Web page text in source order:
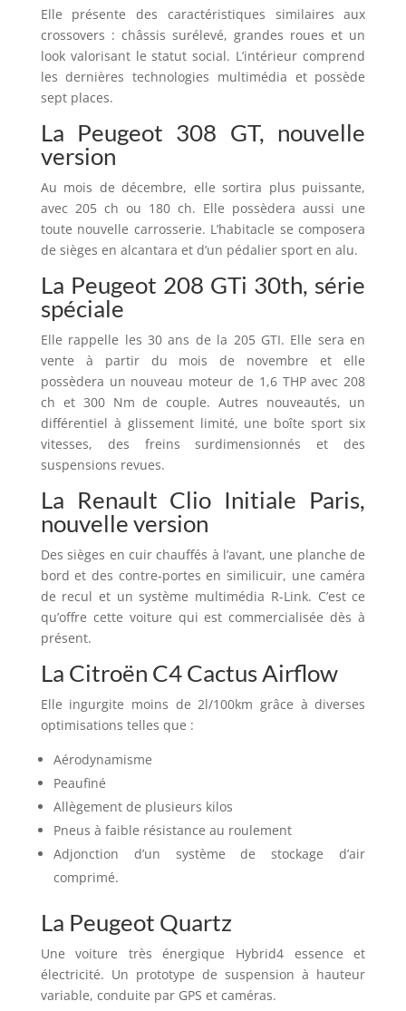
Elle présente des caractéristiques similaires aux
crossovers : châssis surélevé, grandes roues et un
look valorisant le statut social. L’intérieur comprend
les dernières technologies multimédia et possède
sept places.
La Peugeot 308 GT, nouvelle
version
Au mois de décembre, elle sortira plus puissante,
avec 205 ch ou 180 ch. Elle possèdera aussi une
toute nouvelle carrosserie. L’habitacle se composera
de sièges en alcantara et d’un pédalier sport en alu.
La Peugeot 208 GTi 30th, série
spéciale
Elle rappelle les 30 ans de la 205 GTI. Elle sera en
vente à partir du mois de novembre et elle
possèdera un nouveau moteur de 1,6 THP avec 208
ch et 300 Nm de couple. Autres nouveautés, un
différentiel à glissement limité, une boîte sport six
vitesses, des freins surdimensionnés et des
suspensions revues.
La Renault Clio Initiale Paris,
nouvelle version
Des sièges en cuir chauffés à l’avant, une planche de
bord et des contre-portes en similicuir, une caméra
de recul et un système multimédia R-Link. C’est ce
qu’offre cette voiture qui est commercialisée dès à
présent.
La Citroën C4 Cactus Airflow
Elle ingurgite moins de 2l/100km grâce à diverses
optimisations telles que :
Aérodynamisme
Peaufiné
Allègement de plusieurs kilos
Pneus à faible résistance au roulement
Adjonction d’un système de stockage d’air
comprimé.
La Peugeot Quartz
Une voiture très énergique Hybrid4 essence et
électricité. Un prototype de suspension à hauteur
variable, conduite par GPS et caméras.